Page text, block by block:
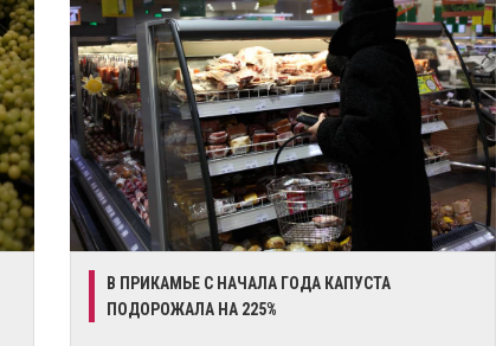
В ПРИКАМЬЕ С НАЧАЛА ГОДА КАПУСТА
ПОДОРОЖАЛА НА 225%